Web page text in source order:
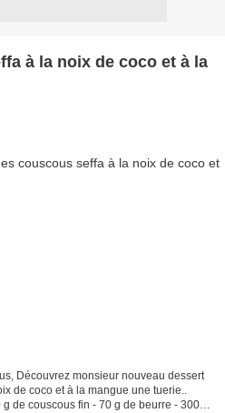
à la noix de coco et à la
Découvrez monsieur nouveau dessert
de coco et à la mangue une tuerie..
de couscous fin - 70 g de beurre - 300